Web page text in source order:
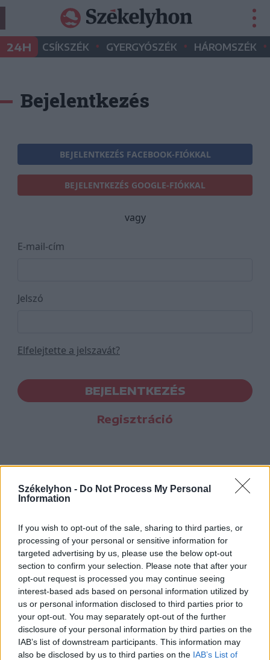
Székelyhon - Do Not Process My Personal
Information
If you wish to opt-out of the sale, sharing to third parties, or
processing of your personal or sensitive information for
targeted advertising by us, please use the below opt-out
section to confirm your selection. Please note that after your
opt-out request is processed you may continue seeing
interest-based ads based on personal information utilized by
us or personal information disclosed to third parties prior to
your opt-out. You may separately opt-out of the further
disclosure of your personal information by third parties on the
IAB’s list of downstream participants. This information may
also be disclosed by us to third parties on the IAB’s List of
24H CSÍKSZÉK • GYERGYÓSZÉK • HÁROMSZÉK •
Bejelentkezés
BEJELENTKEZÉS FACEBOOK-FIÓKKAL
BEJELENTKEZÉS GOOGLE-FIÓKKAL
vagy
E-mail-cím
Jelszó
Elfelejtette a jelszavát?
BEJELENTKEZÉS
Regisztráció
Hasznos
Impresszum
Szerzői jogok
Adatvédelmi tájékoztató
Cookie-kezelési tájékoztató